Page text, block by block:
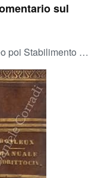
sul
dell'Ancora 1841-1843, Napoli, 1841